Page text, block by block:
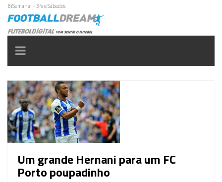
BiSemanal - 3ªs e Sábados
Toggle
navigation
Um grande Hernani para um FC
Porto poupadinho